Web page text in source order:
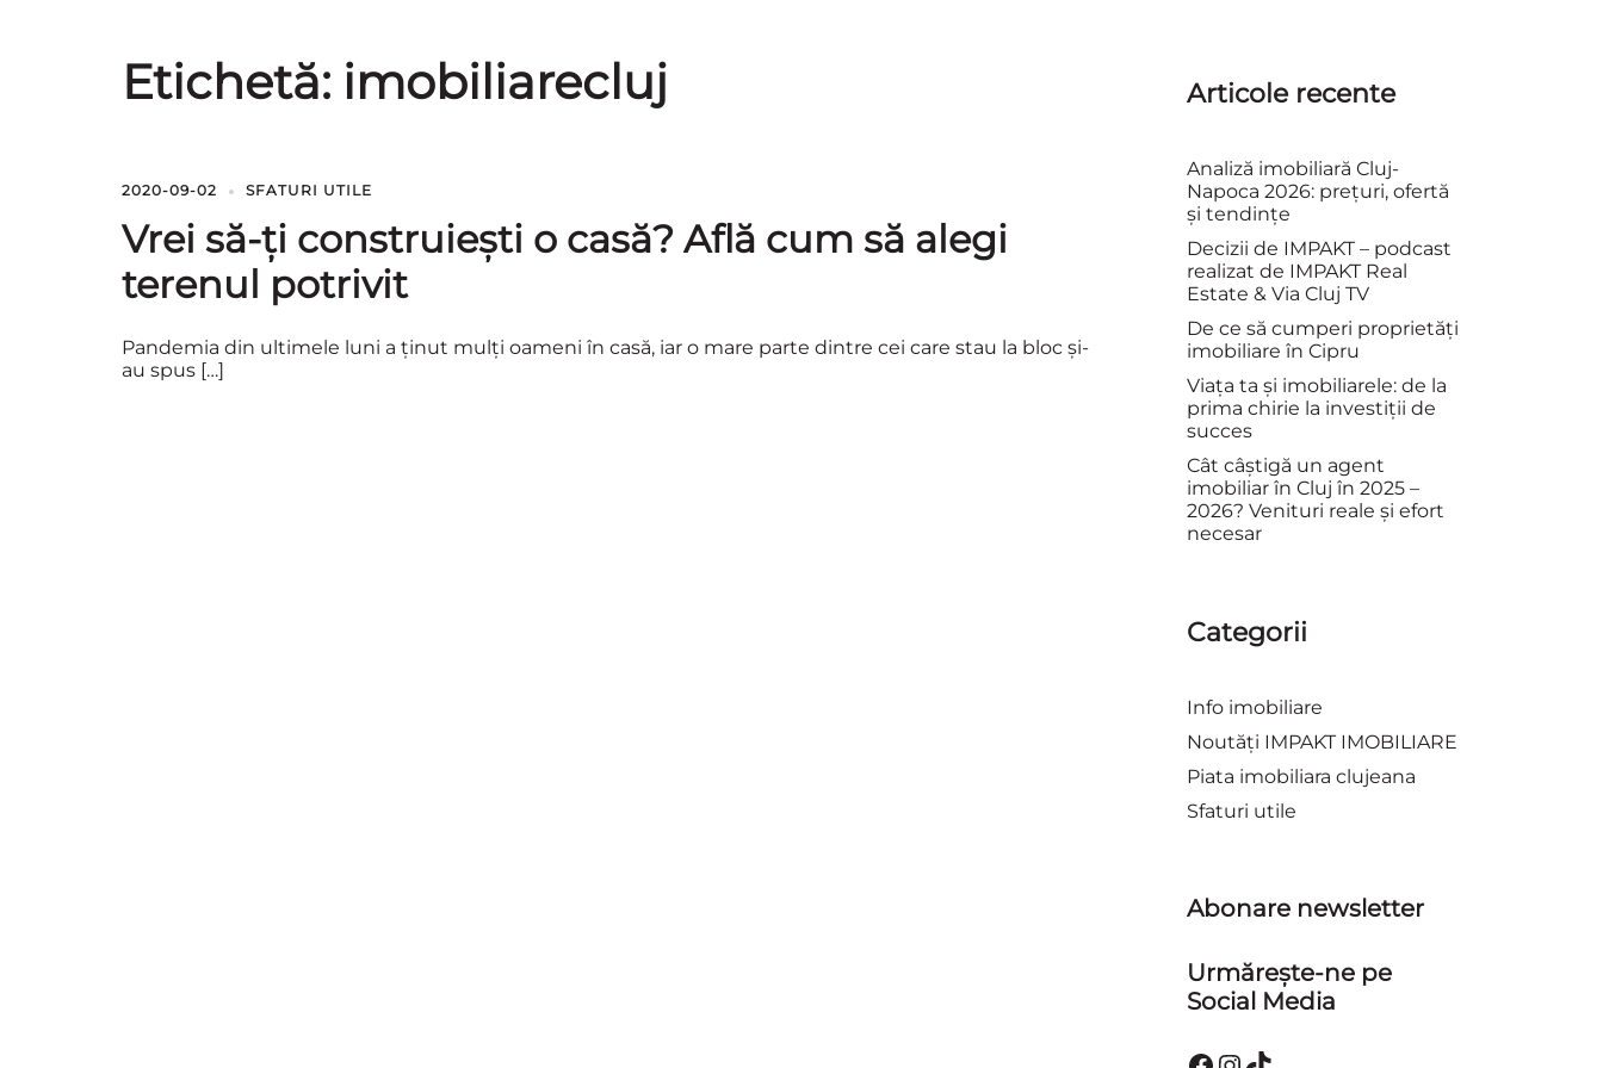
Etichetă: imobiliarecluj
2020-09-02 SFATURI UTILE
Vrei să-ți construiești o casă? Află cum să alegi
terenul potrivit
Pandemia din ultimele luni a ținut mulți oameni în casă, iar o mare parte dintre cei care stau la bloc și-
au spus […]
Articole recente
Analiză imobiliară Cluj-
Napoca 2026: prețuri, ofertă
și tendințe
Decizii de IMPAKT – podcast
realizat de IMPAKT Real
Estate & Via Cluj TV
De ce să cumperi proprietăți
imobiliare în Cipru
Viața ta și imobiliarele: de la
prima chirie la investiții de
succes
Cât câștigă un agent
imobiliar în Cluj în 2025 –
2026? Venituri reale și efort
necesar
Categorii
Info imobiliare
Noutăți IMPAKT IMOBILIARE
Piata imobiliara clujeana
Sfaturi utile
Abonare newsletter
Urmărește-ne pe
Social Media